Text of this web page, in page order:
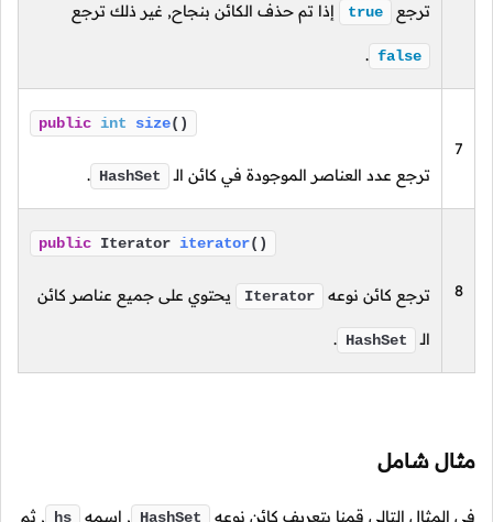
ترجع true إذا تم حذف الكائن بنجاح, غير ذلك ترجع
false
.
7
public int size()
ترجع عدد العناصر الموجودة في كائن الـ HashSet
.
8
public Iterator iterator()
ترجع كائن نوعه Iterator يحتوي على جميع عناصر كائن
الـ HashSet
.
مثال شامل
في المثال التالي قمنا بتعريف كائن نوعه HashSet , إسمه hs , ثم